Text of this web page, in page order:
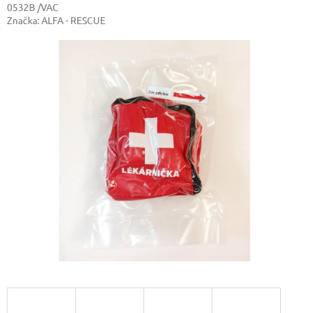
0532B /VAC
Značka:ALFA - RESCUE